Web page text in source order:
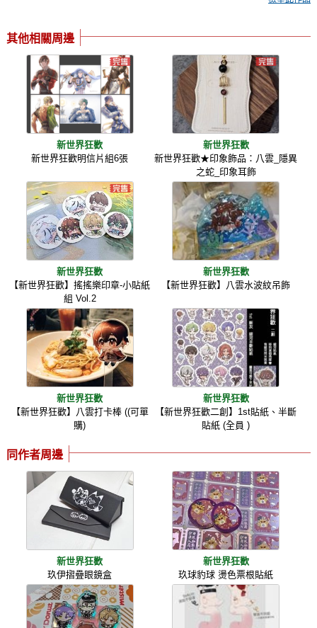
其他相關周邊
新世界狂歡
新世界狂歡明信片組6張
新世界狂歡
新世界狂歡★印象飾品：八雲_隱異
之蛇_印象耳飾
新世界狂歡
【新世界狂歡】搖搖樂印章-小貼紙
組 Vol.2
新世界狂歡
【新世界狂歡】八雲水波紋吊飾
新世界狂歡
【新世界狂歡】八雲打卡棒 ((可單
購)
新世界狂歡
【新世界狂歡二創】1st貼紙、半斷
貼紙 (全員 )
同作者周邊
新世界狂歡
玖伊摺疊眼鏡盒
新世界狂歡
玖球豹球 燙色票根貼紙